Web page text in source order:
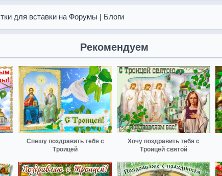
для вставки на Форумы | Блоги
Рекомендуем
Спешу поздравить тебя с
Троицей
Хочу поздравить тебя с
Троицей святой